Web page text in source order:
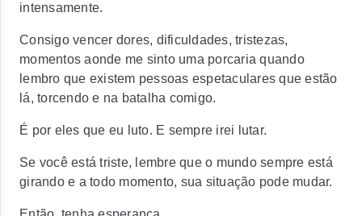
intensamente.
Consigo vencer dores, dificuldades, tristezas,
momentos aonde me sinto uma porcaria quando
lembro que existem pessoas espetaculares que estão
lá, torcendo e na batalha comigo.
É por eles que eu luto. E sempre irei lutar.
Se você está triste, lembre que o mundo sempre está
girando e a todo momento, sua situação pode mudar.